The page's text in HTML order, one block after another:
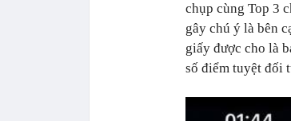
chụp cùng Top 3
gây chú ý là bên
giấy được cho là
số điểm tuyệt đối